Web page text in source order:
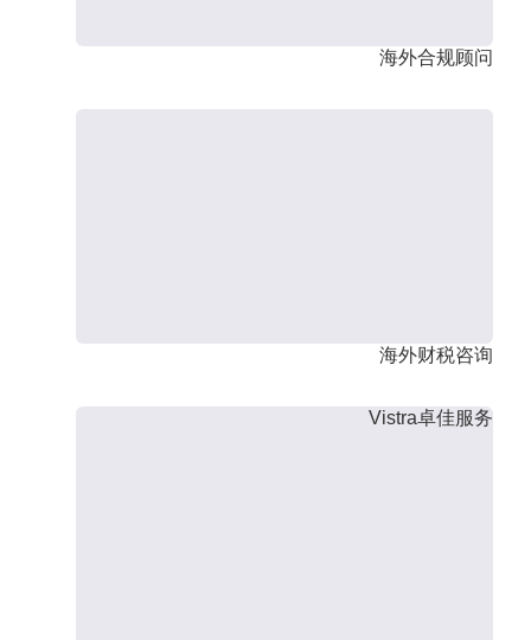
海外合规顾问
海外财税咨询
Vistra卓佳服务